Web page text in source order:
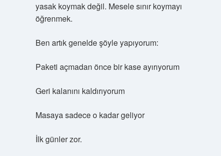
yasak koymak değil. Mesele sınır koymayı
öğrenmek.
Ben artık genelde şöyle yapıyorum:
Paketi açmadan önce bir kase ayırıyorum
Geri kalanını kaldırıyorum
Masaya sadece o kadar geliyor
İlk günler zor.